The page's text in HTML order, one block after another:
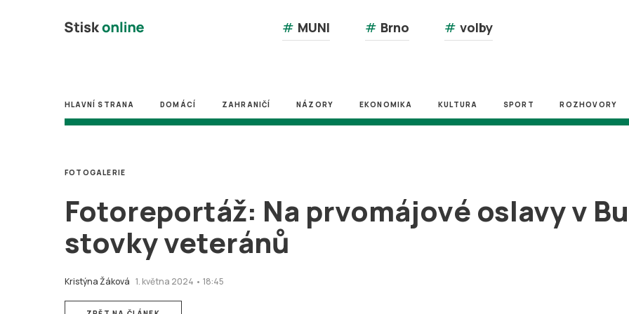
# MUNI # Brno # volby
HLAVNÍ STRANA DOMÁCÍ ZAHRANIČÍ NÁZORY EKONOMIKA KULTURA SPORT ROZHOVORY
Fotoreportáž: Na prvomájové oslavy v
stovky veteránů
Kristýna Žáková 1. května 2024 • 18:45
FOTOGALERIE